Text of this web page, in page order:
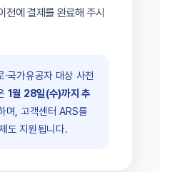
전에 결제를 완료해 주시
·국가유공자 대상 사전
1월 28일(수)까지 추
며, 고객센터 ARS를
도 지원됩니다.